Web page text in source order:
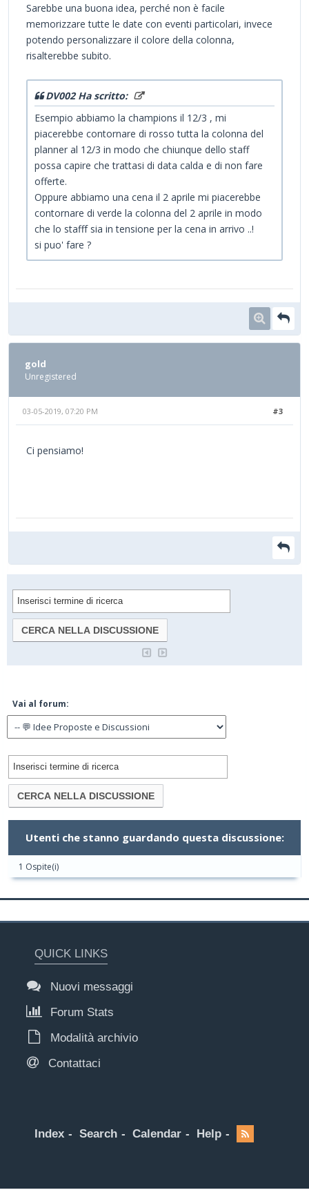
Sarebbe una buona idea, perché non è facile
memorizzare tutte le date con eventi particolari, invece
potendo personalizzare il colore della colonna,
risalterebbe subito.
DV002 Ha scritto:
Esempio abbiamo la champions il 12/3 , mi
piacerebbe contornare di rosso tutta la colonna del
planner al 12/3 in modo che chiunque dello staff
possa capire che trattasi di data calda e di non fare
offerte.
Oppure abbiamo una cena il 2 aprile mi piacerebbe
contornare di verde la colonna del 2 aprile in modo
che lo stafff sia in tensione per la cena in arrivo ..!
si puo' fare ?
gold
Unregistered
#3
03-05-2019, 07:20 PM
Ci pensiamo!
Vai al forum:
Utenti che stanno guardando questa discussione:
1 Ospite(i)
QUICK LINKS
Nuovi messaggi
Forum Stats
Modalità archivio
Contattaci
Index Search Calendar Help